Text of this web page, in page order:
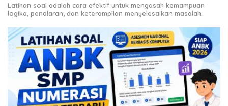
Latihan soal adalah cara efektif untuk mengasah kemampuan
logika, penalaran, dan keterampilan menyelesaikan masalah.